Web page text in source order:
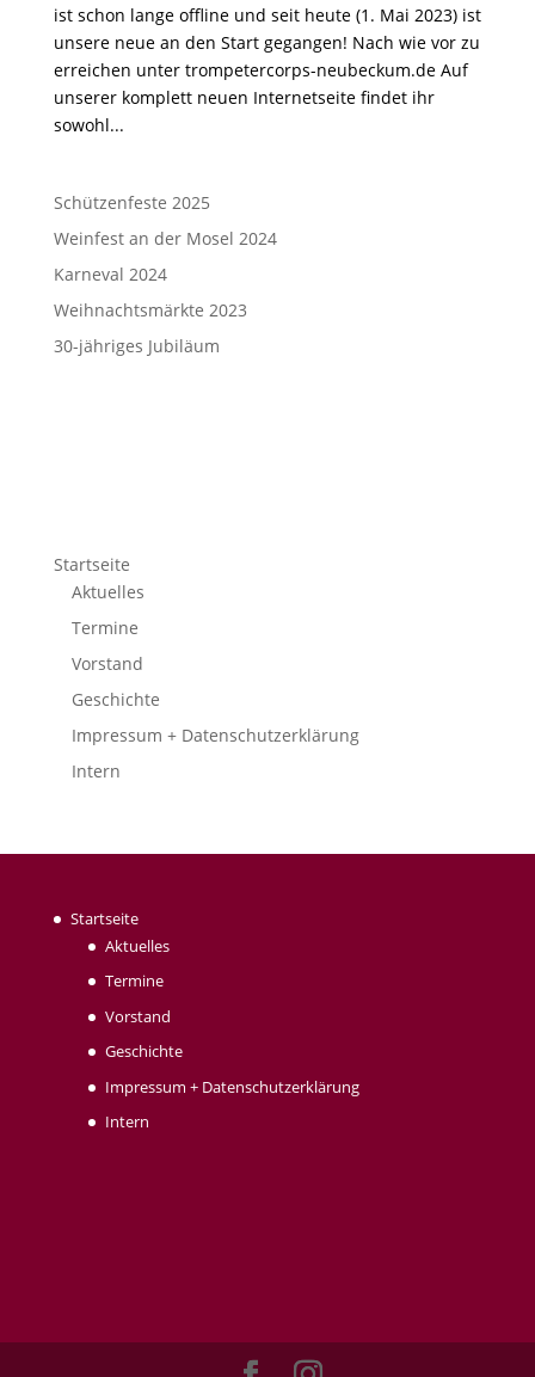
ist schon lange offline und seit heute (1. Mai 2023) ist
unsere neue an den Start gegangen! Nach wie vor zu
erreichen unter trompetercorps-neubeckum.de Auf
unserer komplett neuen Internetseite findet ihr
sowohl...
Schützenfeste 2025
Weinfest an der Mosel 2024
Karneval 2024
Weihnachtsmärkte 2023
30-jähriges Jubiläum
Startseite
Aktuelles
Termine
Vorstand
Geschichte
Impressum + Datenschutzerklärung
Intern
Startseite
Aktuelles
Termine
Vorstand
Geschichte
Impressum + Datenschutzerklärung
Intern